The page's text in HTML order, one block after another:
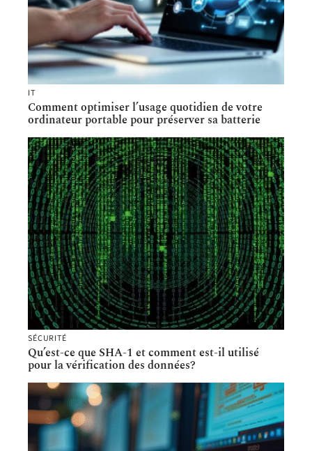
IT
Comment optimiser l’usage quotidien de votre
ordinateur portable pour préserver sa batterie
SÉCURITÉ
Qu’est-ce que SHA-1 et comment est-il utilisé
pour la vérification des données?